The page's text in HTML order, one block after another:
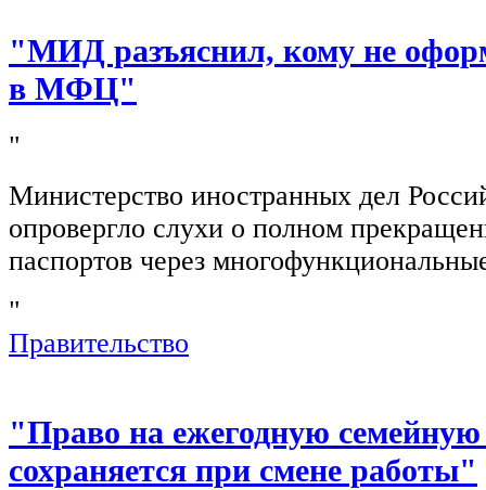
"МИД разъяснил, кому не
в МФЦ"
"
Министерство иностранных дел
опровергло слухи о полном
паспортов через
"
Правительство
"Право на ежегодную
сохраняется при смене работы"